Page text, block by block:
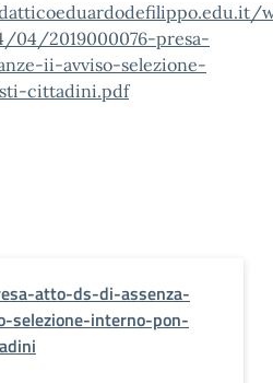
04/2019000076-presa-
ii-avviso-selezione-
cittadini.pdf
atto-ds-di-assenza-
selezione-interno-pon-